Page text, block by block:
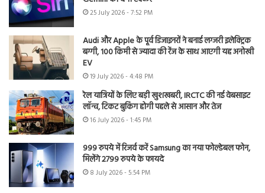
25 July 2026 - 7:52 PM
Audi और Apple के पूर्व डिजाइनरों ने बनाई लग्जरी इलेक्ट्रिक
बग्गी, 100 किमी से ज्यादा की रेंज के साथ आएगी यह अनोखी
EV
19 July 2026 - 4:48 PM
रेल यात्रियों के लिए बड़ी खुशखबरी, IRCTC की नई वेबसाइट
लॉन्च, टिकट बुकिंग होगी पहले से आसान और तेज
16 July 2026 - 1:45 PM
999 रुपये में रिजर्व करें Samsung का नया फोल्डेबल फोन,
मिलेंगे 2799 रुपये के फायदे
8 July 2026 - 5:54 PM